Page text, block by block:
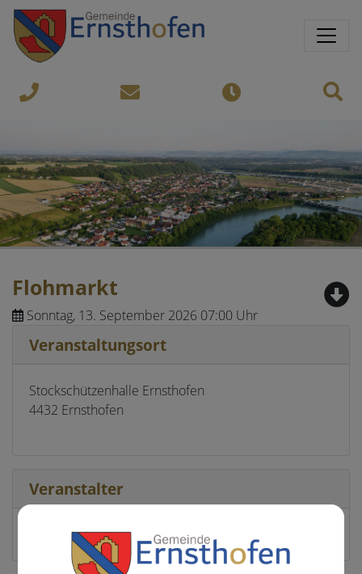
Sprungmarken
Springe direkt zu:
8450
Flohmarkt
Sonntag, 13. September 2026 07:00 Uhr
Veranstaltungsort
Stockschützenhalle Ernsthofen
4432 Ernsthofen
Veranstalter
SC Ernsthofen